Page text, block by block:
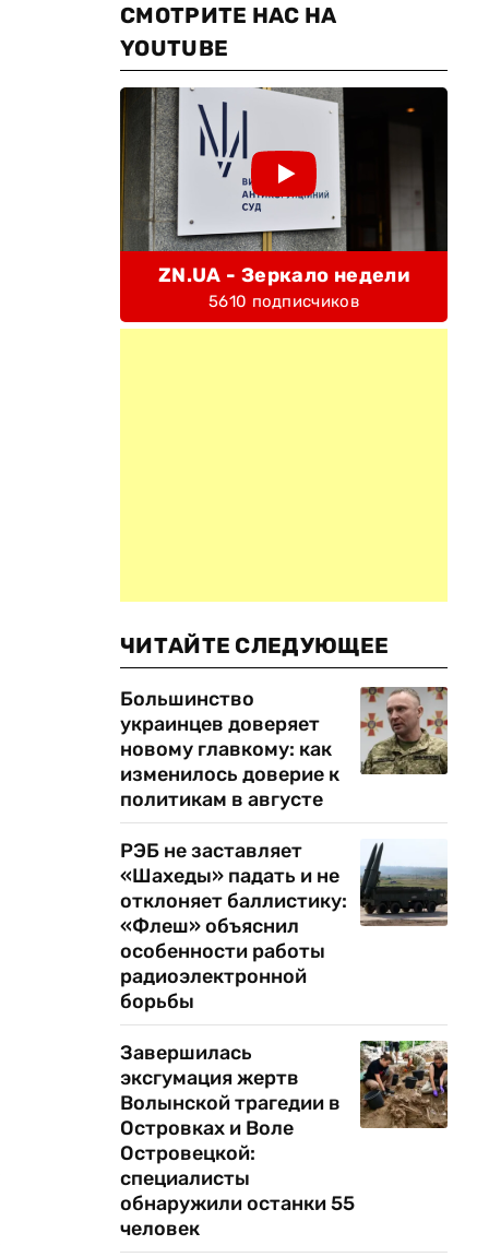
СМОТРИТЕ НАС НА
YOUTUBE
ZN.UA - Зеркало недели
5610 подписчиков
ЧИТАЙТЕ СЛЕДУЮЩЕЕ
Большинство
украинцев доверяет
новому главкому: как
изменилось доверие к
политикам в августе
РЭБ не заставляет
«Шахеды» падать и не
отклоняет баллистику:
«Флеш» объяснил
особенности работы
радиоэлектронной
борьбы
Завершилась
эксгумация жертв
Волынской трагедии в
Островках и Воле
Островецкой:
специалисты
обнаружили останки 55
человек